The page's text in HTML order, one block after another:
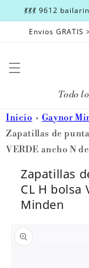
directamente
al contenido
💃💃💃 9612
Envios GRATIS
Todo
Inicio Gaynor
Zapatillas de
VERDE ancho N
Zapatillas
CL H bolsa
Minden
a la
información